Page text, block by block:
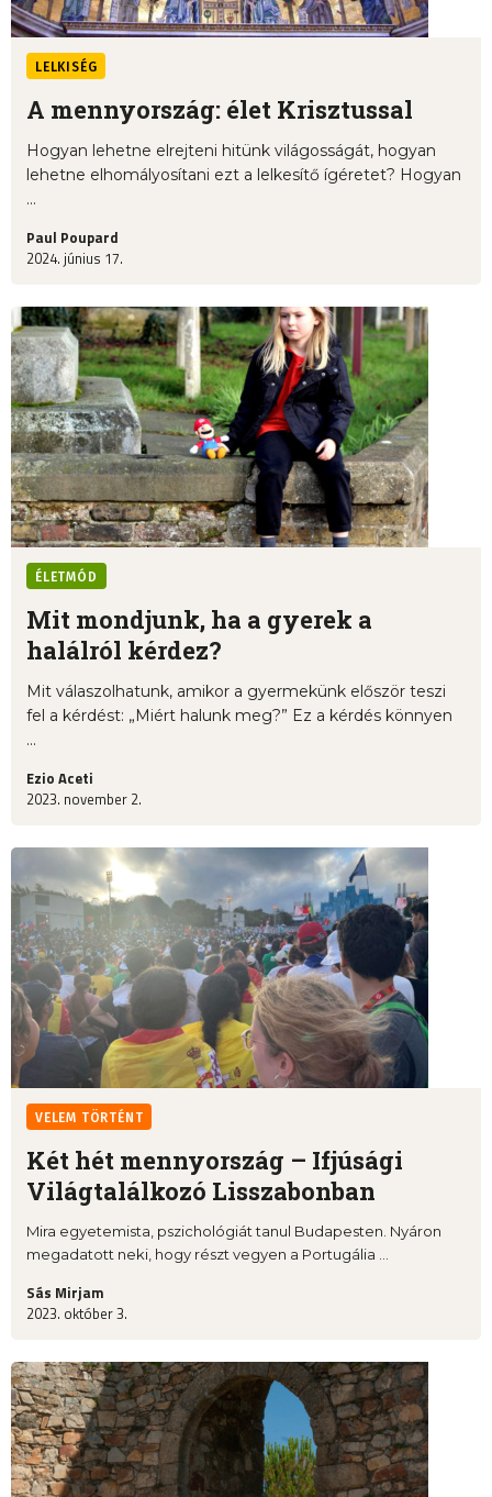
LELKISÉG
A mennyország: élet Krisztussal
Hogyan lehetne elrejteni hitünk világosságát, hogyan
lehetne elhomályosítani ezt a lelkesítő ígéretet? Hogyan
...
Paul Poupard
2024. június 17.
ÉLETMÓD
Mit mondjunk, ha a gyerek a
halálról kérdez?
Mit válaszolhatunk, amikor a gyermekünk először teszi
fel a kérdést: „Miért halunk meg?” Ez a kérdés könnyen
...
Ezio Aceti
2023. november 2.
VELEM TÖRTÉNT
Két hét mennyország – Ifjúsági
Világtalálkozó Lisszabonban
Mira egyetemista, pszichológiát tanul Budapesten. Nyáron
megadatott neki, hogy részt vegyen a Portugália ...
Sás Mirjam
2023. október 3.